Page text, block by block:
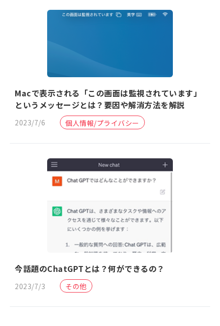
Macで表示される「この画面は監視されています」
というメッセージとは？要因や解消方法を解説
2023/7/6 個人情報/プライバシー
今話題のChatGPTとは？何ができるの？
2023/7/3 その他